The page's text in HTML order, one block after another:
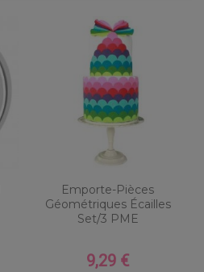
Emporte-Pièces
Géométriques Écailles
Set/3 PME
Prix
9,29 €